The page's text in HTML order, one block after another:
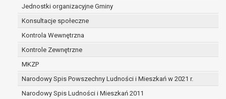
Jednostki organizacyjne Gminy
Konsultacje społeczne
Kontrola Wewnętrzna
Kontrole Zewnętrzne
MKZP
Narodowy Spis Powszechny Ludności i Mieszkań w 2021 r.
Narodowy Spis Ludności i Mieszkań 2011
Ponadto w przypadku umów o dofinansowanie
dane osobowe od momentu pozyskania
przechowywane są przez okres wynikający z
umowy o dofinansowanie zawartej między
beneficjentem a określoną instytucją, trwałości
danego projektu i konieczności zachowania
dokumentacji projektu do celów kontrolnych.
W związku z przetwarzaniem przez
administratora danych osobowych przysługuje